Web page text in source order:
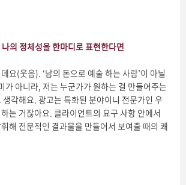
의 정체성을 한마디로 표현한다면
요(웃음). ‘남의 돈으로 예술 하는 사람’이 아닐
가 아니라, 저는 누군가가 원하는 걸 만들어주는
생각해요. 광고는 특화된 분야이니 전문가인 우
는 거잖아요. 클라이언트의 요구 사항 안에서
해 전문적인 결과물을 만들어서 보여줄 때의 쾌